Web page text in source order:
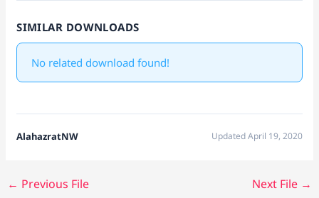
SIMILAR DOWNLOADS
No related download found!
AlahazratNW Updated April 19, 2020
← Previous File Next File →